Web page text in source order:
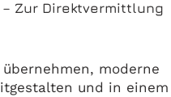
– Zur Direktvermittlung
moderne
und in einem